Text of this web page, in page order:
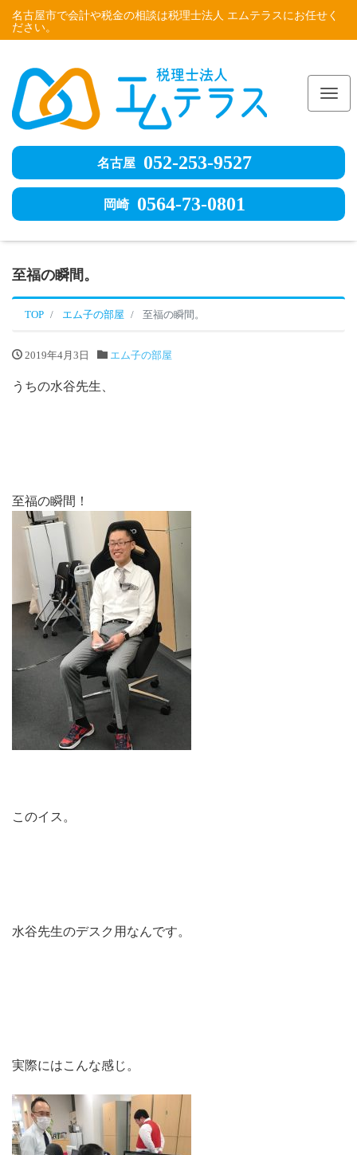
名古屋市で会計や税金の相談は税理士法人 エムテラスにお任せく
ださい。
名古屋 052-253-9527
岡崎 0564-73-0801
至福の瞬間。
TOP エム子の部屋 至福の瞬間。
2019年4月3日 エム子の部屋
うちの水谷先生、
至福の瞬間！
このイス。
水谷先生のデスク用なんです。
実際にはこんな感じ。